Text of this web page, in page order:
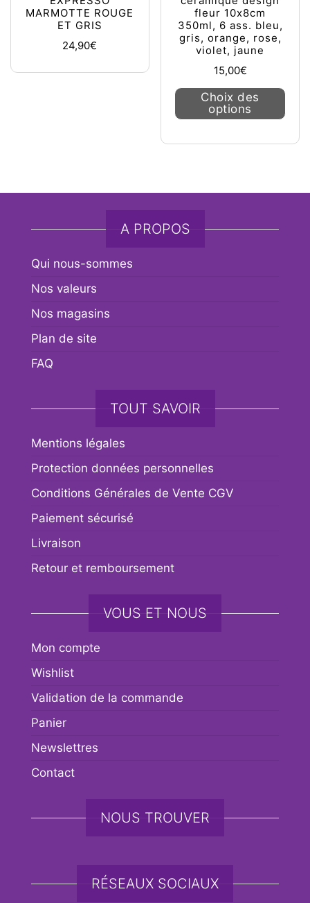
MARMOTTE ROUGE
ET GRIS
24,90€
fleur 10x8cm
350ml, 6 ass. bleu,
gris, orange, rose,
violet, jaune
15,00€
Choix des
options
A PROPOS
Qui nous-sommes
Nos valeurs
Nos magasins
Plan de site
FAQ
TOUT SAVOIR
Mentions légales
Protection données personnelles
Conditions Générales de Vente CGV
Paiement sécurisé
Livraison
Retour et remboursement
VOUS ET NOUS
Mon compte
Wishlist
Validation de la commande
Panier
Newslettres
Contact
NOUS TROUVER
RÉSEAUX SOCIAUX